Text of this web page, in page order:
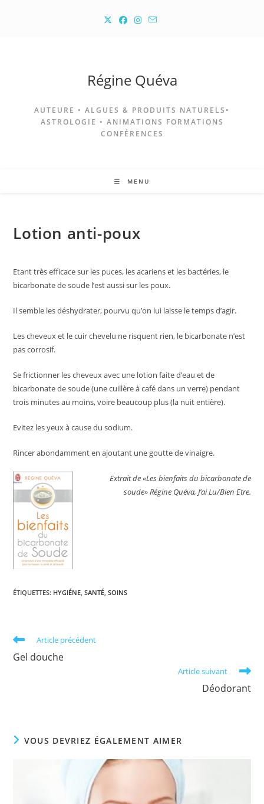
Régine Quéva
AUTEURE • ALGUES & PRODUITS NATURELS•
ASTROLOGIE • ANIMATIONS FORMATIONS
CONFÉRENCES
MENU
Lotion anti-poux
Etant très efficace sur les puces, les acariens et les bactéries, le
bicarbonate de soude l’est aussi sur les poux.
Il semble les déshydrater, pourvu qu’on lui laisse le temps d’agir.
Les cheveux et le cuir chevelu ne risquent rien, le bicarbonate n’est
pas corrosif.
Se frictionner les cheveux avec une lotion faite d’eau et de
bicarbonate de soude (une cuillère à café dans un verre) pendant
trois minutes au moins, voire beaucoup plus (la nuit entière).
Evitez les yeux à cause du sodium.
Rincer abondamment en ajoutant une goutte de vinaigre.
Extrait de «Les bienfaits du bicarbonate de
soude» Régine Quéva, J’ai Lu/Bien Etre.
ÉTIQUETTES: HYGIÉNE, SANTÉ, SOINS
Read
more
articles
Article précédent
Gel douche
Article suivant
Déodorant
VOUS DEVRIEZ ÉGALEMENT AIMER